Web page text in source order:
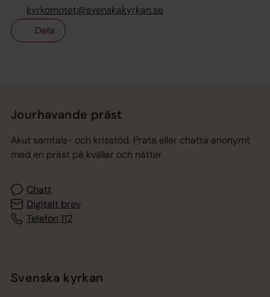
kyrkomotet@svenskakyrkan.se
Dela
Jourhavande präst
Akut samtals- och krisstöd. Prata eller chatta anonymt
med en präst på kvällar och nätter.
Chatt
Digitalt brev
Telefon 112
Svenska kyrkan